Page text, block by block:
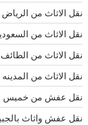
نقل الاثاث من
نقل الاثاث من
نقل الاثاث من
نقل الاثاث من
نقل عفش من خميس
نقل عفش واثاث